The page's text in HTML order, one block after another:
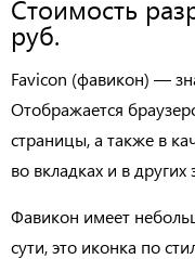
Стоимость
руб.
Favicon (фавикон) —
Отображается
страницы, а также в
во вкладках и в
Фавикон имеет
сути, это иконка по